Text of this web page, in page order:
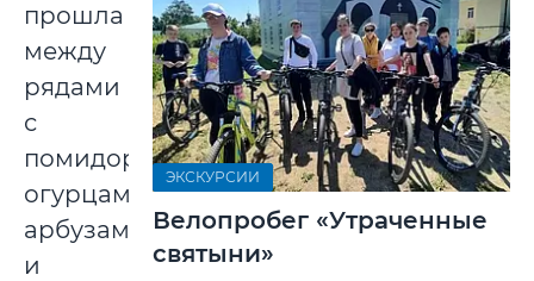
прошла
между
рядами
с
помидорами,
огурцами,
арбузами
и
ЭКСКУРСИИ
Велопробег «Утраченные
святыни»